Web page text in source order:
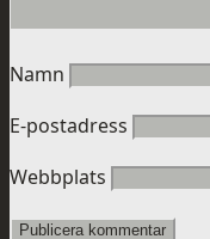
Namn
E-postadress
Webbplats